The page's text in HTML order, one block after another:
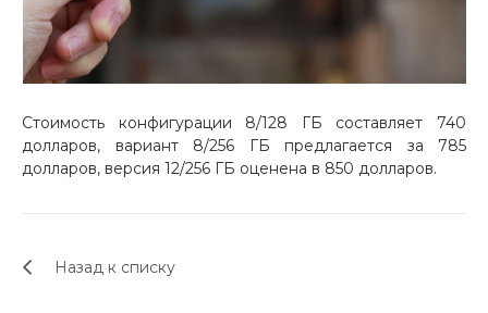
Стоимость конфигурации 8/128 ГБ составляет 740
долларов, вариант 8/256 ГБ предлагается за 785
долларов, версия 12/256 ГБ оценена в 850 долларов.
Назад к списку